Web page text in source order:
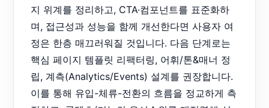
지 위계를 정리하고, CTA·컴포넌트를 표준화하
며, 접근성과 성능을 함께 개선한다면 사용자 여
정은 한층 매끄러워질 것입니다. 다음 단계로는
핵심 페이지 템플릿 리팩터링, 어휘/톤&매너 정
립, 계측(Analytics/Events) 설계를 권장합니다.
이를 통해 유입-체류-전환의 흐름을 정교하게 측